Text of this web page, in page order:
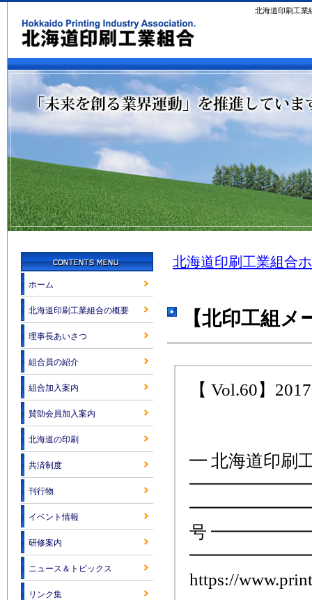
北海道印刷工業
北海道印刷工業組合
【北印工組
【 Vol.60】
━ 北海道印刷
━━━━━━━━━
号
https://
ホーム
北海道印刷工業組合の概要
理事長あいさつ
組合員の紹介
組合加入案内
賛助会員加入案内
北海道の印刷
共済制度
刊行物
イベント情報
研修案内
ニュース＆トピックス
リンク集